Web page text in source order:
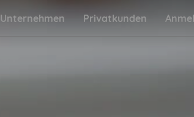
Unternehmen Privatkunden